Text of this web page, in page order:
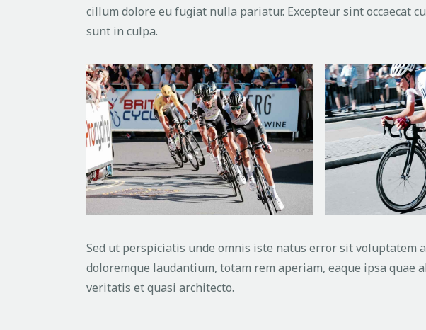
cillum dolore eu fugiat nulla pariatur. Excepteur sint occaecat
sunt in culpa.
Sed ut perspiciatis unde omnis iste natus error sit voluptatem
doloremque laudantium, totam rem aperiam, eaque ipsa quae
veritatis et quasi architecto.